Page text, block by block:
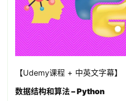
【Udemy课程 + 中英文字幕】
数据结构和算法 – Python